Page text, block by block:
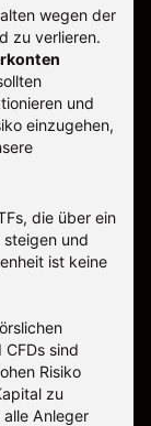
wegen der
zu verlieren.
und
einzugehen,
die über ein
und
ist keine
sind
Risiko
zu
Anleger